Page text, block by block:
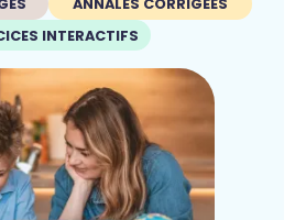
ANNALES CORRIGÉES
INTERACTIFS